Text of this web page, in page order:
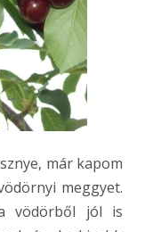
már kapom
meggyet.
vödörből jól is